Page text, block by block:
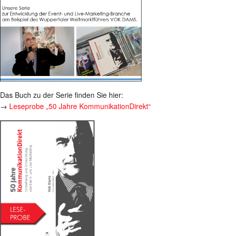
Das Buch zu der Serie finden Sie hier:
→ Leseprobe „50 Jahre KommunikationDirekt“